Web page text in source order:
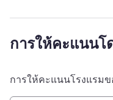
การให้คะแนนโ
การให้คะแนนโรงแรมข